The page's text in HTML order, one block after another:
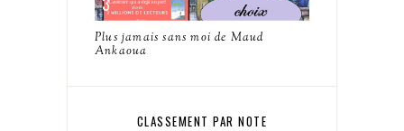
Plus jamais sans moi de Maud
Ankaoua
CLASSEMENT PAR NOTE